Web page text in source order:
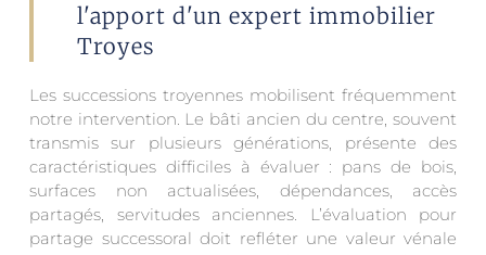
l'apport d'un expert immobilier
Troyes
Les successions troyennes mobilisent fréquemment
notre intervention. Le bâti ancien du centre, souvent
transmis sur plusieurs générations, présente des
caractéristiques difficiles à évaluer : pans de bois,
surfaces non actualisées, dépendances, accès
partagés, servitudes anciennes. L’évaluation pour
partage successoral doit refléter une valeur vénale